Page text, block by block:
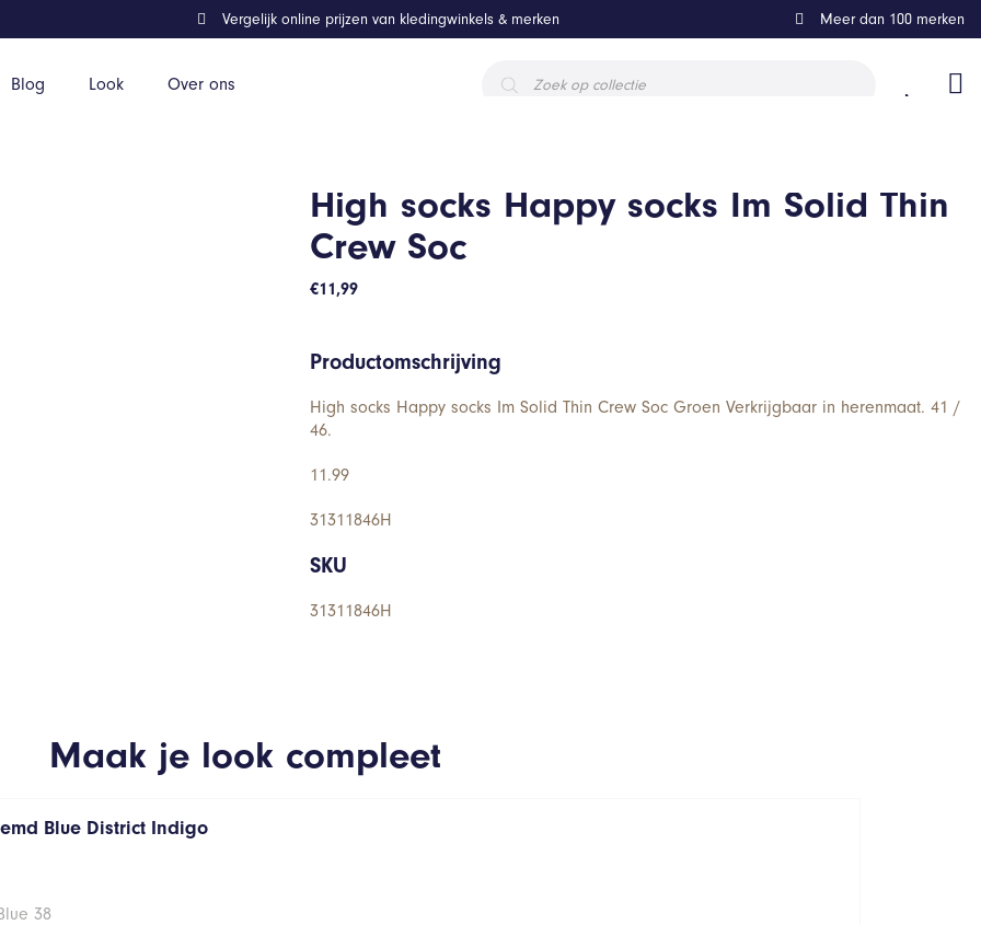
Blog Look Over ons
zoeken
Vergelijk online prijzen van kledingwinkels & merken Meer dan 100 merken
High socks Happy socks Im Solid Thin
Crew Soc
€11,99
Productomschrijving
High socks Happy socks Im Solid Thin Crew Soc Groen Verkrijgbaar in herenmaat. 41 /
46.
11.99
31311846H
SKU
31311846H
Maak je look compleet
Blue District Indigo
38